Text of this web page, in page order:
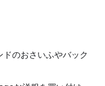
のおさいふやバック